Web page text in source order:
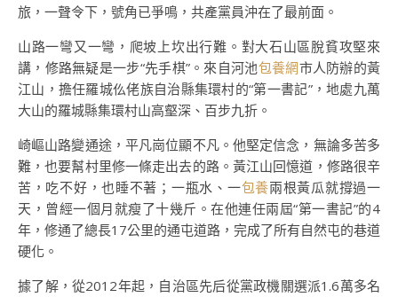
旅，一聲令下，號角已爭鳴，共產黨員沖在了最前面。
山路一彎又一彎，爬坡上坎出行難。對大石山區脫貧攻堅來
講，修路無疑是一步“先手棋”。來自河池包養網市人防辦的黃
江山，擔任羅城仫佬族自治縣集環村的“第一書記”，地處九萬
大山的羅城縣集環村山高壑深、百步九折。
崎嶇山路變通途，平凡崗位顯不凡。他堅定信念，無論多苦多
難，也要幫村里修一條走出去的路。黃江山回憶道，修路很辛
苦，吃不好，也睡不著；一瓶水、一包養兩根黃瓜就撐過一
天，曾經一個月就瘦了十幾斤。在他連任兩屆“第一書記”的4
年，修通了總長17公里的通屯道路，完成了所有自然屯的巷道
硬化。
據了解，從2012年起，自治區先后從黨政機關選派1.6萬多名